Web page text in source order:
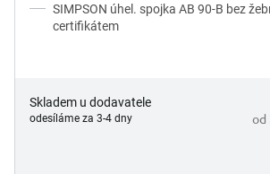
SIMPSON úhel. spojka AB 90-B bez
certifikátem
Skladem u dodavatele
odesíláme za 3-4 dny od